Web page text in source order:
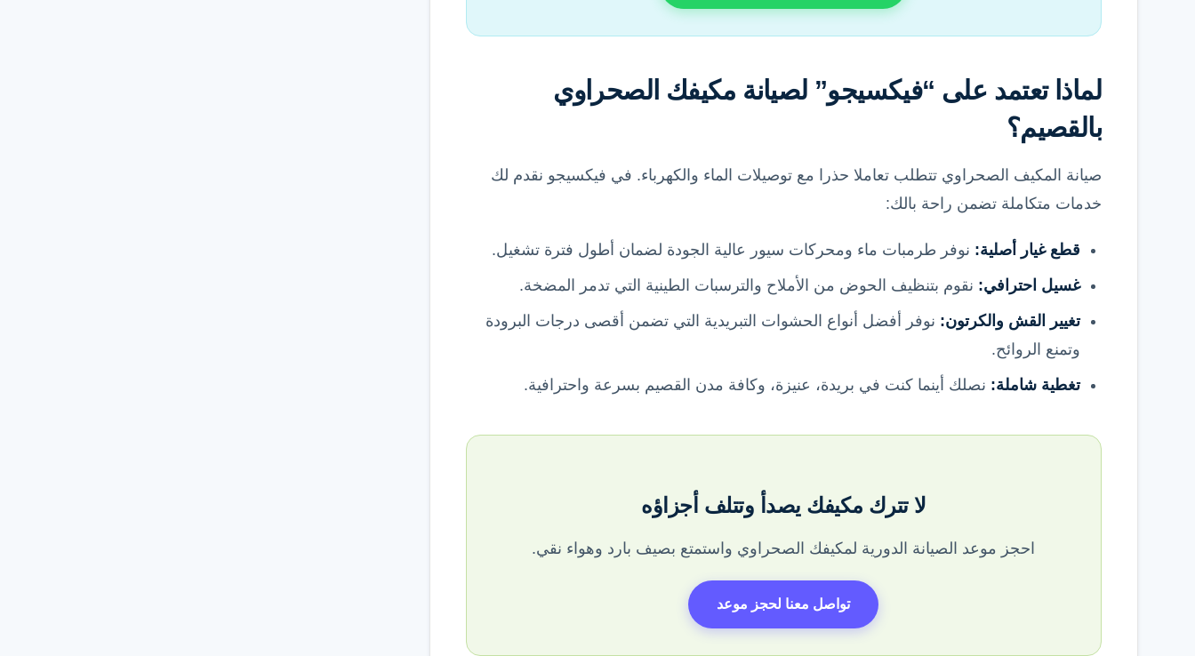
لماذا تعتمد على “فيكسيجو” لصيانة مكيفك الصحراوي
بالقصيم؟
صيانة المكيف الصحراوي تتطلب تعاملا حذرا مع توصيلات الماء والكهرباء. في فيكسيجو نقدم لك
خدمات متكاملة تضمن راحة بالك:
قطع غيار أصلية: نوفر طرمبات ماء ومحركات سيور عالية الجودة لضمان أطول فترة تشغيل.
غسيل احترافي: نقوم بتنظيف الحوض من الأملاح والترسبات الطينية التي تدمر المضخة.
تغيير القش والكرتون: نوفر أفضل أنواع الحشوات التبريدية التي تضمن أقصى درجات البرودة
وتمنع الروائح.
تغطية شاملة: نصلك أينما كنت في بريدة، عنيزة، وكافة مدن القصيم بسرعة واحترافية.
لا تترك مكيفك يصدأ وتتلف أجزاؤه
احجز موعد الصيانة الدورية لمكيفك الصحراوي واستمتع بصيف بارد وهواء نقي.
تواصل معنا لحجز موعد